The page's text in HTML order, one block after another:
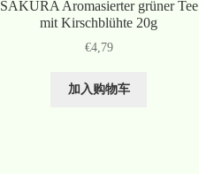
SAKURA Aromasierter grüner Tee
mit Kirschblühte 20g
€4,79
加入购物车